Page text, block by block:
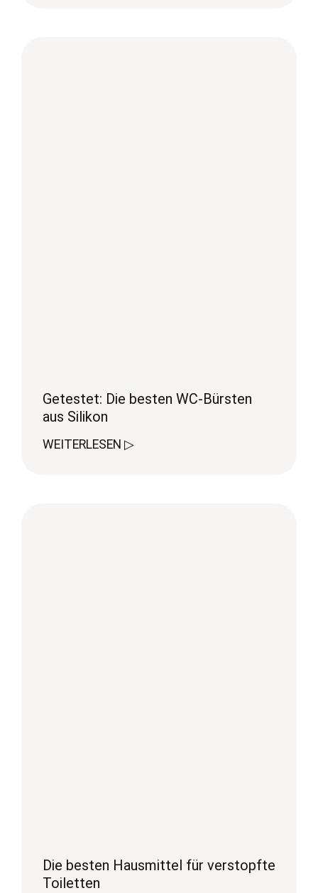
Getestet: Die besten WC-Bürsten
aus Silikon
WEITERLESEN ▷
Die besten Hausmittel für verstopfte
Toiletten